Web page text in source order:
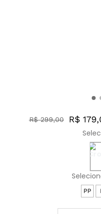
R$ 299,00 R$
PP